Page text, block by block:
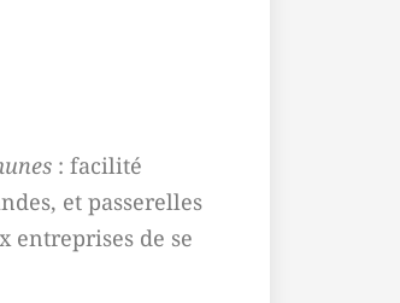
: facilité
et passerelles
entreprises de se